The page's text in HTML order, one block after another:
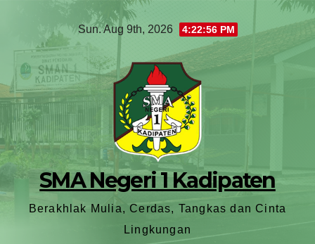
Sun. Aug 9th, 2026 4:22:58 PM
SMA Negeri 1 Kadipaten
Berakhlak Mulia, Cerdas, Tangkas dan Cinta
Lingkungan